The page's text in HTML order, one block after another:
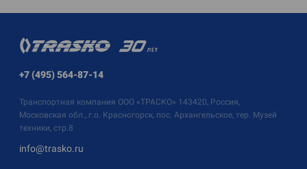
+7 (495) 564-87-14
Транспортная компания ООО «ТРАСКО» 143420, Россия,
Московская обл., г.о. Красногорск, пос. Архангельское, тер. Музей
техники, стр.8
info@trasko.ru